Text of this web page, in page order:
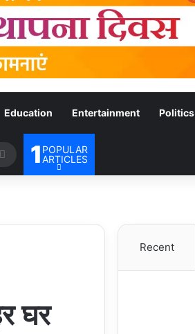
Education Entertainment Politics
Search
for
1 POPULAR
ARTICLES
घर
Recent